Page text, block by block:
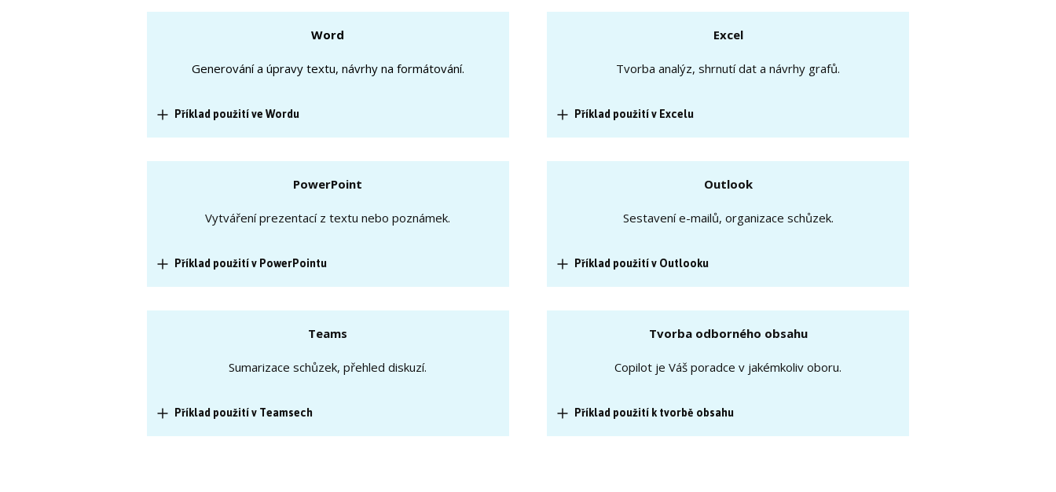
Word
Generování a úpravy textu, návrhy na formátování.
Příklad použití ve Wordu
PowerPoint
Vytváření prezentací z textu nebo poznámek.
Příklad použití v PowerPointu
Teams
Sumarizace schůzek, přehled diskuzí.
Příklad použití v Teamsech
Excel
Tvorba analýz, shrnutí dat a návrhy grafů.
Příklad použití v Excelu
Outlook
Sestavení e-mailů, organizace schůzek.
Příklad použití v Outlooku
Tvorba odborného obsahu
Copilot je Váš poradce v jakémkoliv oboru.
Příklad použití k tvorbě obsahu